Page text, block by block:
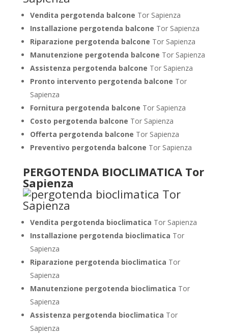
Vendita pergotenda balcone Tor Sapienza
Installazione pergotenda balcone Tor Sapienza
Riparazione pergotenda balcone Tor Sapienza
Manutenzione pergotenda balcone Tor Sapienza
Assistenza pergotenda balcone Tor Sapienza
Pronto intervento pergotenda balcone Tor
Sapienza
Fornitura pergotenda balcone Tor Sapienza
Costo pergotenda balcone Tor Sapienza
Offerta pergotenda balcone Tor Sapienza
Preventivo pergotenda balcone Tor Sapienza
PERGOTENDA BIOCLIMATICA Tor
Sapienza
Vendita pergotenda bioclimatica Tor Sapienza
Installazione pergotenda bioclimatica Tor
Sapienza
Riparazione pergotenda bioclimatica Tor
Sapienza
Manutenzione pergotenda bioclimatica Tor
Sapienza
Assistenza pergotenda bioclimatica Tor
Sapienza